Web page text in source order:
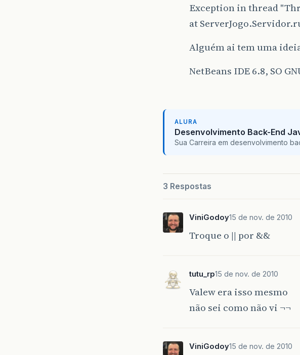
Exception in thread
at
Alguém ai tem uma
NetBeans IDE 6.8, SO
ALURA
Desenvolvimento Back-End
Sua Carreira em desenvolvimento
3 Respostas
ViniGodoy15 de nov. de 2010
Troque o || por &&
tutu_rp15 de nov. de 2010
Valew era isso mesmo
não sei como não vi ¬¬
ViniGodoy15 de nov. de 2010